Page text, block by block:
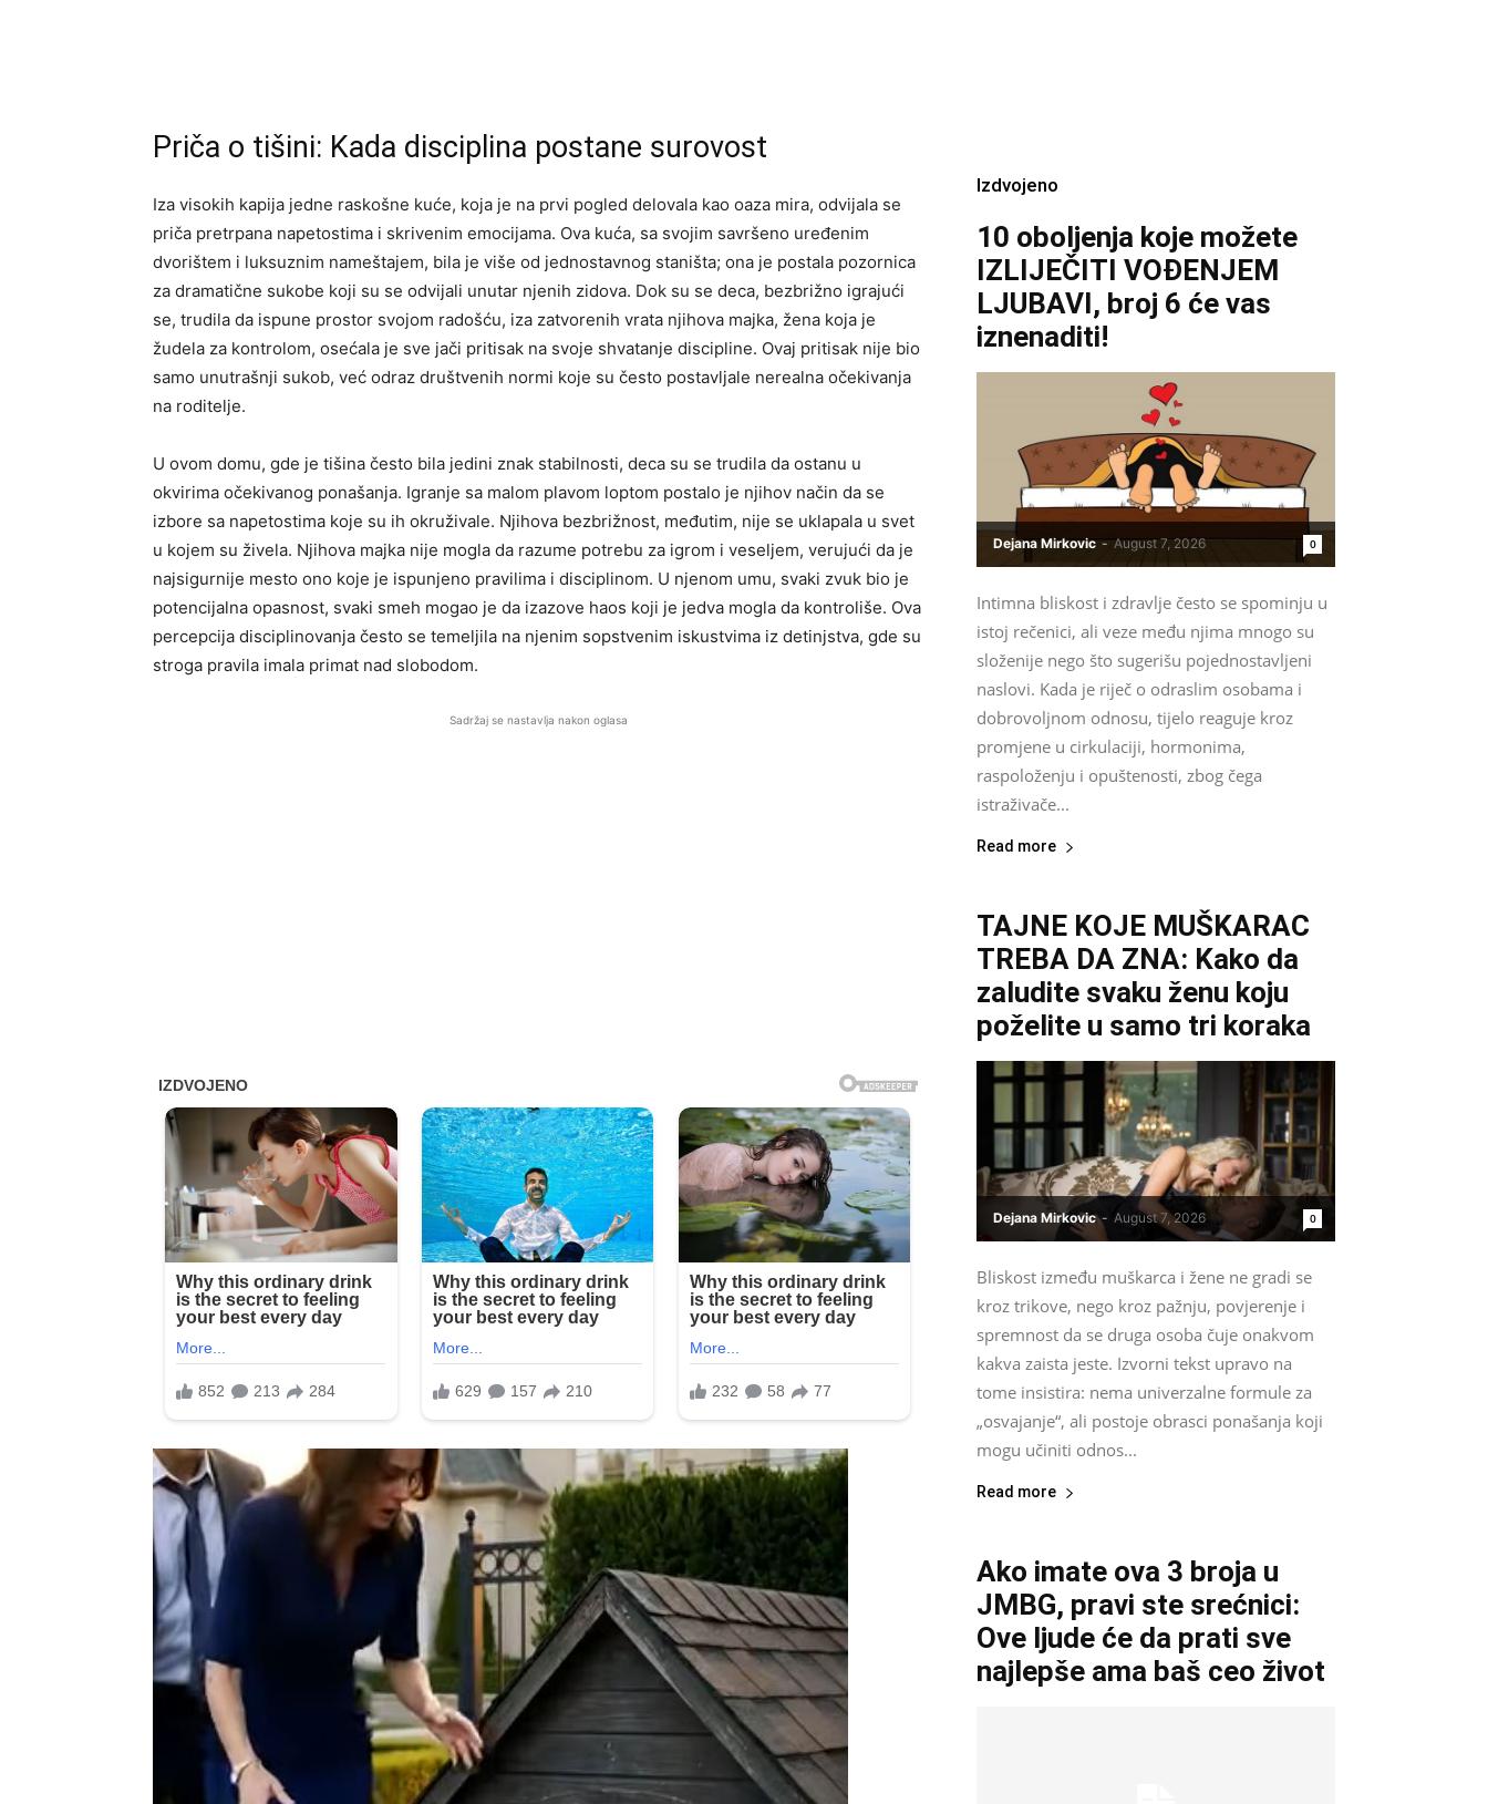
Priča o tišini: Kada disciplina postane surovost
Iza visokih kapija jedne raskošne kuće, koja je na prvi pogled delovala kao oaza mira, odvijala se
priča pretrpana napetostima i skrivenim emocijama. Ova kuća, sa svojim savršeno uređenim
dvorištem i luksuznim nameštajem, bila je više od jednostavnog staništa; ona je postala pozornica
za dramatične sukobe koji su se odvijali unutar njenih zidova. Dok su se deca, bezbrižno igrajući
se, trudila da ispune prostor svojom radošću, iza zatvorenih vrata njihova majka, žena koja je
žudela za kontrolom, osećala je sve jači pritisak na svoje shvatanje discipline. Ovaj pritisak nije bio
samo unutrašnji sukob, već odraz društvenih normi koje su često postavljale nerealna očekivanja
na roditelje.
U ovom domu, gde je tišina često bila jedini znak stabilnosti, deca su se trudila da ostanu u
okvirima očekivanog ponašanja. Igranje sa malom plavom loptom postalo je njihov način da se
izbore sa napetostima koje su ih okruživale. Njihova bezbrižnost, međutim, nije se uklapala u svet
u kojem su živela. Njihova majka nije mogla da razume potrebu za igrom i veseljem, verujući da je
najsigurnije mesto ono koje je ispunjeno pravilima i disciplinom. U njenom umu, svaki zvuk bio je
potencijalna opasnost, svaki smeh mogao je da izazove haos koji je jedva mogla da kontroliše. Ova
percepcija disciplinovanja često se temeljila na njenim sopstvenim iskustvima iz detinjstva, gde su
stroga pravila imala primat nad slobodom.
Sadržaj se nastavlja nakon oglasa
Izdvojeno
10 oboljenja koje možete
IZLIJEČITI VOĐENJEM
LJUBAVI, broj 6 će vas
iznenaditi!
Dejana Mirkovic - August 7, 2026 0
Intimna bliskost i zdravlje često se spominju u
istoj rečenici, ali veze među njima mnogo su
složenije nego što sugerišu pojednostavljeni
naslovi. Kada je riječ o odraslim osobama i
dobrovoljnom odnosu, tijelo reaguje kroz
promjene u cirkulaciji, hormonima,
raspoloženju i opuštenosti, zbog čega
istraživače...
Read more
TAJNE KOJE MUŠKARAC
TREBA DA ZNA: Kako da
zaludite svaku ženu koju
poželite u samo tri koraka
Dejana Mirkovic - August 7, 2026 0
Bliskost između muškarca i žene ne gradi se
kroz trikove, nego kroz pažnju, povjerenje i
spremnost da se druga osoba čuje onakvom
kakva zaista jeste. Izvorni tekst upravo na
tome insistira: nema univerzalne formule za
„osvajanje“, ali postoje obrasci ponašanja koji
mogu učiniti odnos...
Read more
Ako imate ova 3 broja u
JMBG, pravi ste srećnici:
Ove ljude će da prati sve
najlepše ama baš ceo život